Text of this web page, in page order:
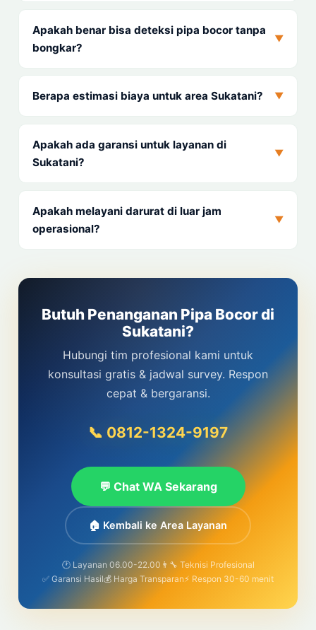
Apakah benar bisa deteksi pipa bocor tanpa
bongkar?
▼
Berapa estimasi biaya untuk area Sukatani? ▼
Apakah ada garansi untuk layanan di
Sukatani?
▼
Apakah melayani darurat di luar jam
operasional?
▼
Butuh Penanganan Pipa Bocor di
Sukatani?
Hubungi tim profesional kami untuk
konsultasi gratis & jadwal survey. Respon
cepat & bergaransi.
📞 0812-1324-9197
💬 Chat WA Sekarang
🏠 Kembali ke Area Layanan
🕐 Layanan 06.00-22.00 👨‍🔧 Teknisi Profesional
✅ Garansi Hasil💰 Harga Transparan⚡ Respon 30-60 menit